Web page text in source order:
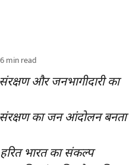
6min read
और जनभागीदारी का
का जन आंदोलन बनता
भारत का संकल्प